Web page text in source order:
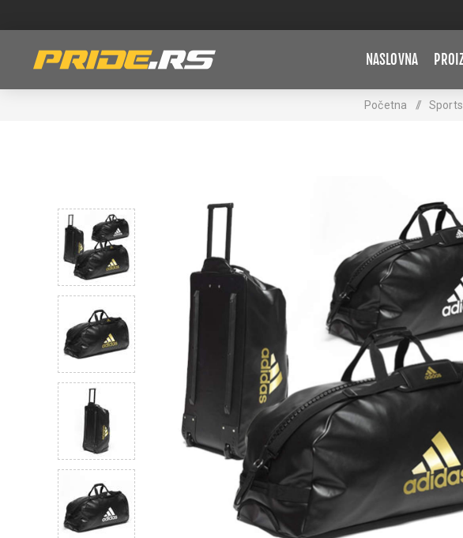
NASLOVNA
Početna /